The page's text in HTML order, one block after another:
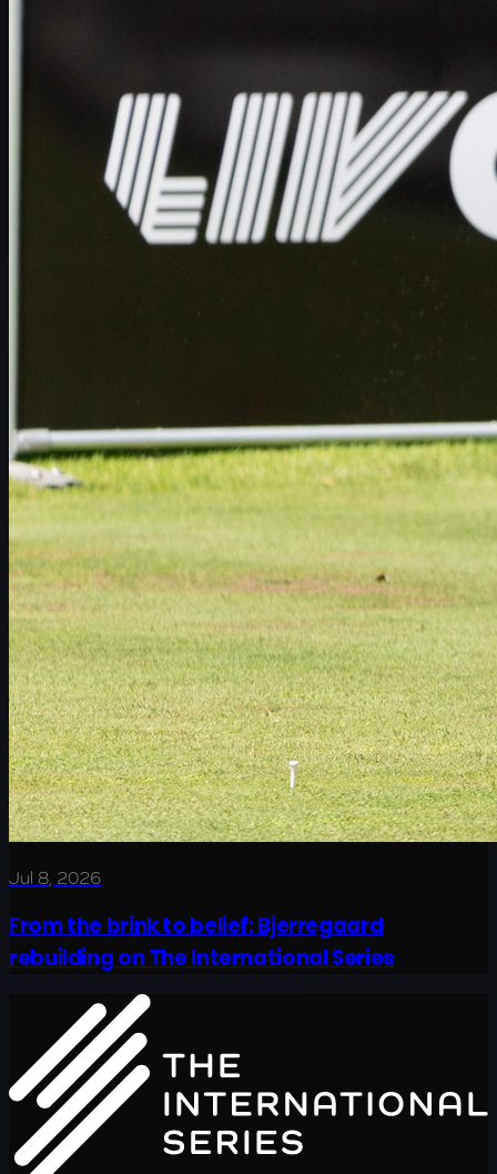
Jul 8, 2026
From the brink to belief: Bjerregaard
rebuilding on The International Series